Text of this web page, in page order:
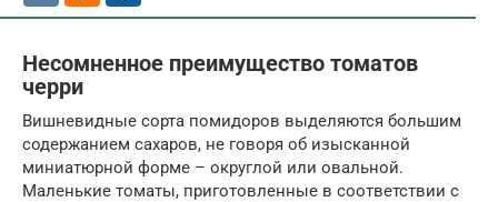
Несомненное преимущество томатов
черри
Вишневидные сорта помидоров выделяются большим
содержанием сахаров, не говоря об изысканной
миниатюрной форме – округлой или овальной.
Маленькие томаты, приготовленные в соответствии с